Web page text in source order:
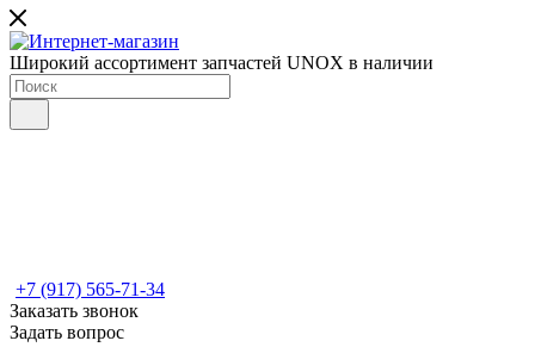
Широкий ассортимент запчастей UNOX в наличии
+7 (917) 565-71-34
Заказать звонок
Задать вопрос